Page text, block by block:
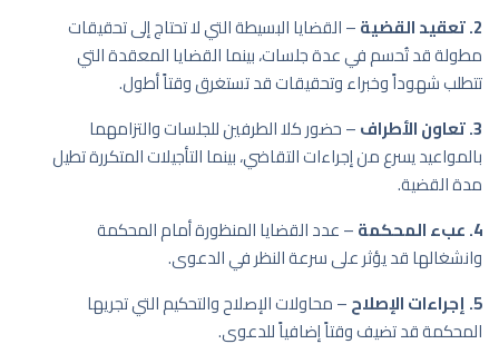
2. تعقيد القضية
– القضايا البسيطة التي لا تحتاج إلى تحقيقات
مطولة قد تُحسم في عدة جلسات، بينما القضايا المعقدة التي
تتطلب شهوداً وخبراء وتحقيقات قد تستغرق وقتاً أطول.
3. تعاون الأطراف
– حضور كلا الطرفين للجلسات والتزامهما
بالمواعيد يسرع من إجراءات التقاضي، بينما التأجيلات المتكررة تطيل
مدة القضية.
4. عبء المحكمة
– عدد القضايا المنظورة أمام المحكمة
وانشغالها قد يؤثر على سرعة النظر في الدعوى.
5. إجراءات الإصلاح
– محاولات الإصلاح والتحكيم التي تجريها
المحكمة قد تضيف وقتاً إضافياً للدعوى.